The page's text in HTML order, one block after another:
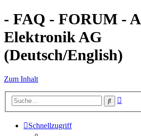
- FAQ - FORUM -
Elektronik AG
(Deutsch/English)
Zum Inhalt
Suche
Schnellzugriff